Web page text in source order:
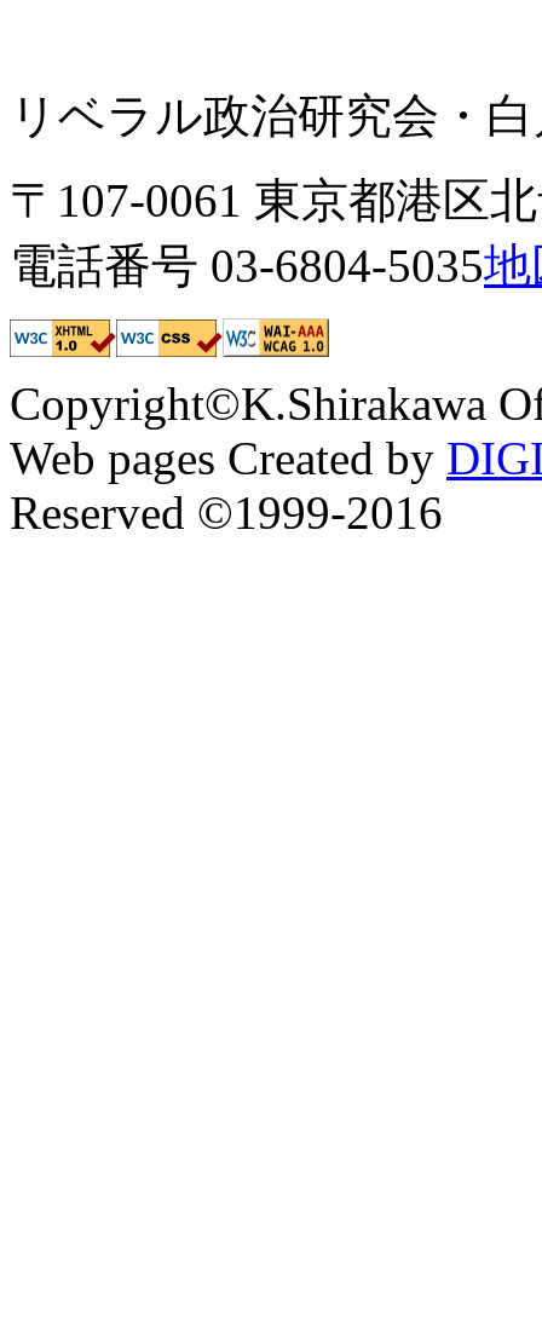
リベラル政治研究会・
〒107-0061 東京都港区
電話番号 03-6804-5035地
Copyright©K.Shirakawa
Web pages Created by
Reserved ©1999-2016